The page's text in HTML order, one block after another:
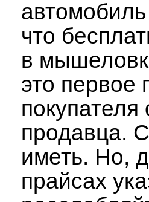
что
в
это первое
покупателя
продавца.
иметь. Но,
прайсах